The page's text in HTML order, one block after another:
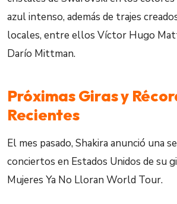
azul intenso, además de trajes
locales, entre ellos Víctor Hugo
Darío Mittman.
Próximas Giras y
Recientes
El mes pasado, Shakira anunció una
conciertos en Estados Unidos de su
Mujeres Ya No Lloran World Tour.